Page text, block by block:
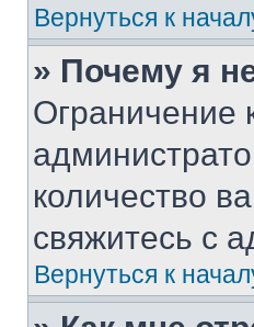
Вернуться к
» Почему я
Ограничение
количество
свяжитесь с
Вернуться к